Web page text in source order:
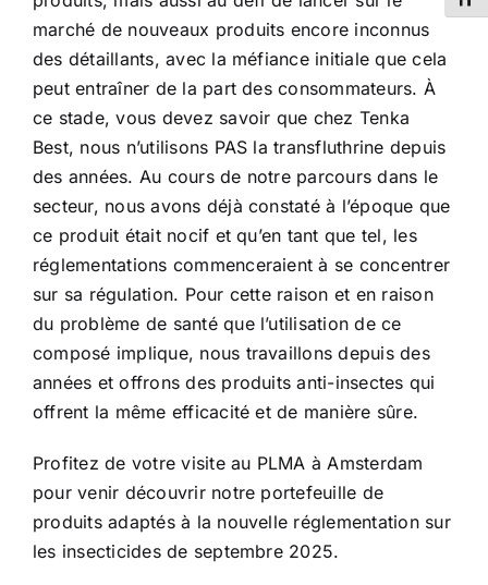
marché de nouveaux produits encore inconnus
des détaillants, avec la méfiance initiale que cela
peut entraîner de la part des consommateurs. À
ce stade, vous devez savoir que chez Tenka
Best, nous n’utilisons PAS la transfluthrine depuis
des années. Au cours de notre parcours dans le
secteur, nous avons déjà constaté à l’époque que
ce produit était nocif et qu’en tant que tel, les
réglementations commenceraient à se concentrer
sur sa régulation. Pour cette raison et en raison
du problème de santé que l’utilisation de ce
composé implique, nous travaillons depuis des
années et offrons des produits anti-insectes qui
offrent la même efficacité et de manière sûre.
Profitez de votre visite au PLMA à Amsterdam
pour venir découvrir notre portefeuille de
produits adaptés à la nouvelle réglementation sur
les insecticides de septembre 2025.